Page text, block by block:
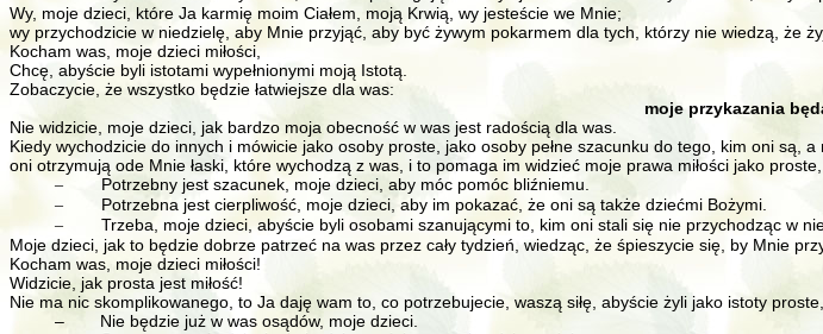
Wy, moje dzieci, które Ja karmię moim Ciałem, moją Krwią, wy jesteście we Mnie;
wy przychodzicie w niedzielę, aby Mnie przyjąć, aby być żywym pokarmem dla tych, którzy nie wiedzą, że
Kocham was, moje dzieci miłości,
Chcę, abyście byli istotami wypełnionymi moją Istotą.
Zobaczycie, że wszystko będzie łatwiejsze dla was:
moje przykazania
Nie widzicie, moje dzieci, jak bardzo moja obecność w was jest radością dla was.
Kiedy wychodzicie do innych i mówicie jako osoby proste, jako osoby pełne szacunku do tego, kim oni są,
oni otrzymują ode Mnie łaski, które wychodzą z was, i to pomaga im widzieć moje prawa miłości jako
– Potrzebny jest szacunek, moje dzieci, aby móc pomóc bliźniemu.
– Potrzebna jest cierpliwość, moje dzieci, aby im pokazać, że oni są także dziećmi Bożymi.
–
Trzeba, moje dzieci, abyście byli osobami szanującymi to, kim oni stali się nie przychodząc w
Moje dzieci, jak to będzie dobrze patrzeć na was przez cały tydzień, wiedząc, że śpieszycie się, by Mnie
Kocham was, moje dzieci miłości!
Widzicie, jak prosta jest miłość!
Nie ma nic skomplikowanego, to Ja daję wam to, co potrzebujecie, waszą siłę, abyście żyli jako istoty proste,
–
Nie będzie już w was osądów, moje dzieci.